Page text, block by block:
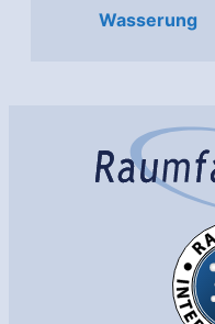
Wasserung